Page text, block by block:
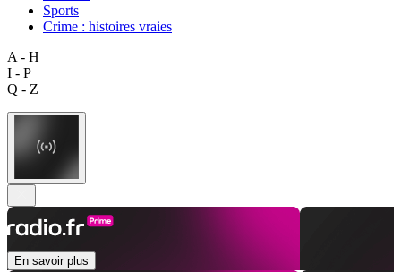
Sports
Crime : histoires vraies
A - H
I - P
Q - Z
En savoir plus